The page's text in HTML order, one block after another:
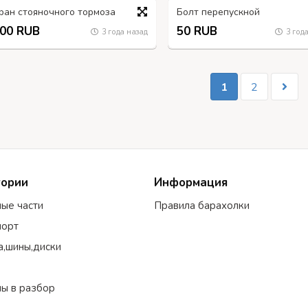
стояночного тормоза
RUB 3 года назад
Болт перепускной
50 RUB 3
1 2
части
в разбор
Информация
Правила барахолки